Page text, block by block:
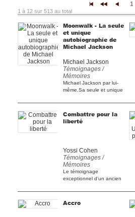
1
1 à 12 sur 513 au total
Moonwalk - La seule
et unique
autobiographie de
Michael Jackson
Michael Jackson
Témoignages /
Mémoires
Michael Jackson par lui-
même.Sa seule et unique
Combattre pour la
liberté
Yossi Cohen
Témoignages /
Mémoires
Le témoignage
exceptionnel d’un ancien
accès [...]
Accro